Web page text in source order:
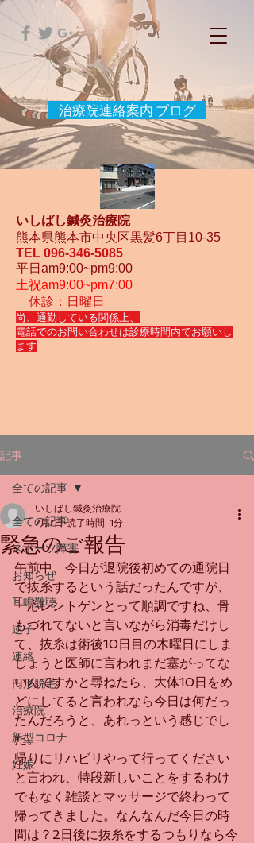
治療院連絡案内 ブログ
いしばし鍼灸治療院
熊本県熊本市中央区黒髪6丁目10-35
TEL 096-346-5085
平日am9:00~pm9:00
土祝am9:00~pm7:00
休診：日曜日
尚、通勤している関係上、
電話でのお問い合わせは診療時間内でお願いし
ます
記事
全ての記事
スポーツ障害
お知らせ
耳鳴難聴
逆子
連絡
円形脱毛
治療院
新型コロナ
妊娠
全ての記事
緊急のご報告
いしばし鍼灸治療院
7月7日 読了時間: 1分
午前中、今日が退院後初めての通院日
で抜糸するという話だったんですが、
一応レントゲンとって順調ですね、骨
もづれてないと言いながら消毒だけし
て、抜糸は術後10日目の木曜日にしま
しょうと医師に言われまだ塞がってな
いんですかと尋ねたら、大体10日をめ
どにしてると言われなら今日は何だっ
たんだろうと、あれっという感じでし
た。
帰りにリハビリやって行ってください
と言われ、特段新しいことをするわけ
でもなく雑談とマッサージで終わって
帰ってきました。なんなんだ今日の時
間は？2日後に抜糸をするつもりなら今